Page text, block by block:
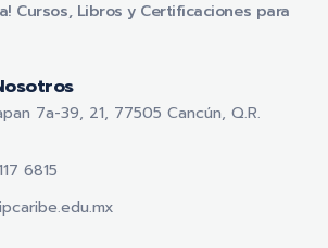
Cursos, Libros y Certificaciones para
7a-39, 21, 77505 Cancún, Q.R.
6815